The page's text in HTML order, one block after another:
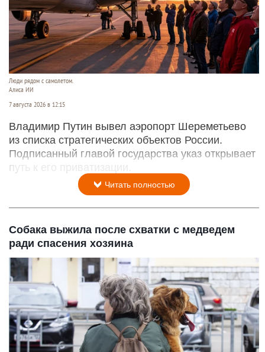
Люди рядом с самолетом.
Алиса ИИ
7 августа 2026 в 12:15
Владимир Путин вывел аэропорт Шереметьево
из списка стратегических объектов России.
Подписанный главой государства указ открывает
путь к его приватизации.
Читать полностью
Собака выжила после схватки с медведем
ради спасения хозяина